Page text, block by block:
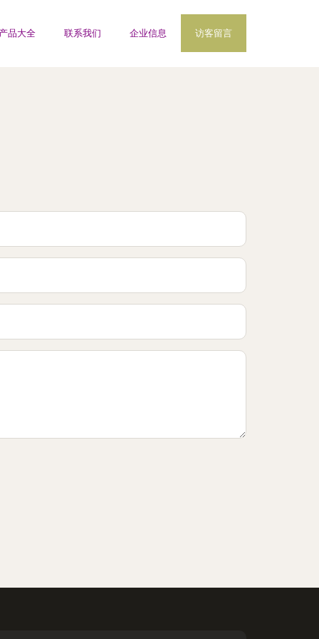
产品大全 联系我们 企业信息 访客留言